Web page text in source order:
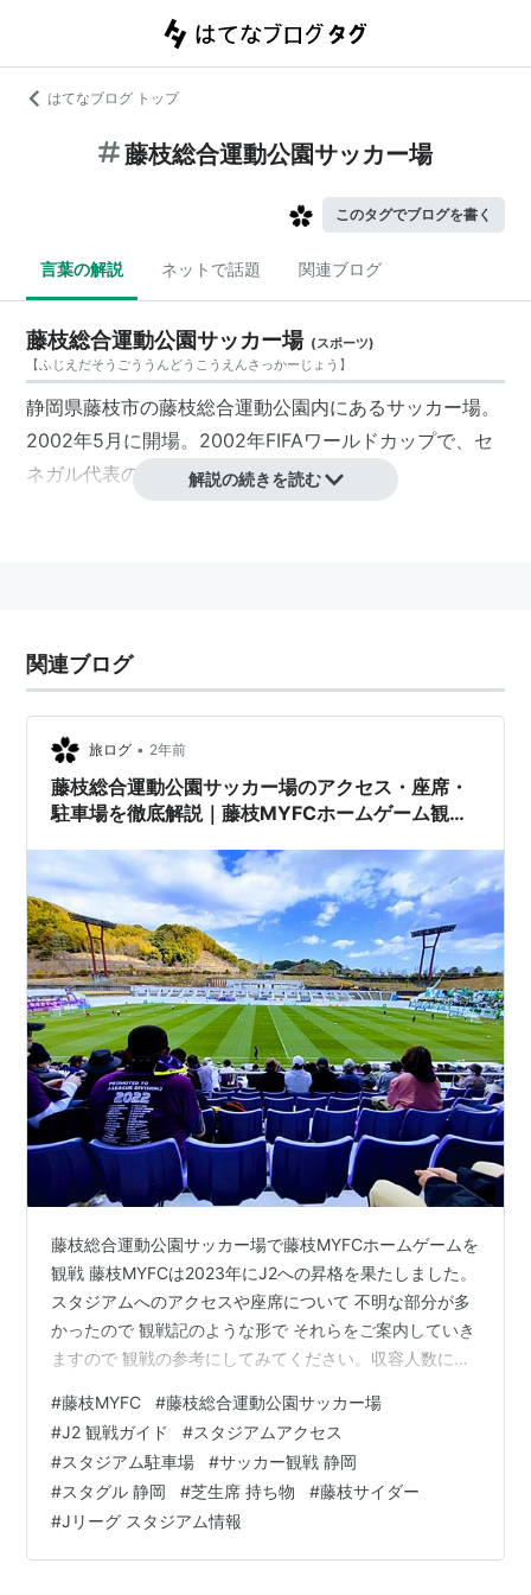
はてなブログ トップ
藤枝総合運動公園サッカー場
このタグでブログを書く
言葉の解説 ネットで話題 関連ブログ
藤枝総合運動公園サッカー場 (スポーツ)
【ふじえだそうごううんどうこうえんさっかーじょう 】
静岡県藤枝市の藤枝総合運動公園内にあるサッカー場。
2002年5月に開場。2002年FIFAワールドカップで、セ
ネガル代表のキャンプ地として使用された。
収容人員は13,000人（固定席5,100人、芝生席7,300
解説の続きを読む
関連ブログ
旅ログ • 2年前
藤枝総合運動公園サッカー場のアクセス・座席・
駐車場を徹底解説｜藤枝MYFCホームゲーム観戦
藤枝総合運動公園サッカー場で藤枝MYFCホームゲームを
観戦 藤枝MYFCは2023年にJ2への昇格を果たしました。
スタジアムへのアクセスや座席について 不明な部分が多
かったので 観戦記のような形で それらをご案内していき
ますので 観戦の参考にしてみてください。収容人数につ
13,000人となりました。 藤枝総合運動公園サッカー場へ
のアクセス 今回ご紹介する藤枝総合運動公園サッカー場
へのアクセスは とても不便です。J3時代には 観客数も少
なかったために 運動公園内の駐車場が開放されて 自家用
車で行くことのできるスタジアムでした。 藤枝総合運
動…
#藤枝MYFC #藤枝総合運動公園サッカー場
#J2 観戦ガイド #スタジアムアクセス
#スタジアム駐車場 #サッカー観戦 静岡
#スタグル 静岡 #芝生席 持ち物 #藤枝サイダー
#Jリーグ スタジアム情報